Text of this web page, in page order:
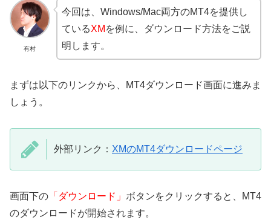
有村
今回は、Windows/Mac両方のMT4を提供し
ているXM を例に、ダウンロード方法をご説
明します。
まずは以下のリンクから、MT4ダウンロード画面に進みま
しょう。
外部リンク： XMのMT4ダウンロードページ
画面下の 「ダウンロード」 ボタンをクリックすると、MT4
のダウンロードが開始されます。